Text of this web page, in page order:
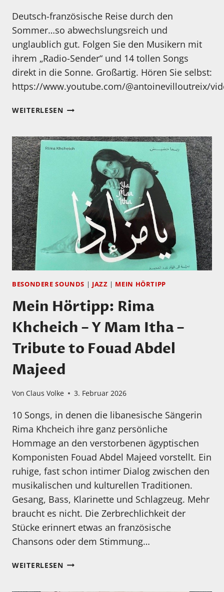
Deutsch-französische Reise durch den
Sommer…so abwechslungsreich und
unglaublich gut. Folgen Sie den Musikern mit
ihrem „Radio-Sender“ und 14 tollen Songs
direkt in die Sonne. Großartig. Hören Sie selbst:
https://www.youtube.com/@antoinevilloutreix/
WEITERLESENMEIN
VILLOUTREIX
ANTENA
TROPICAL:
RADIO
LIBERTÉ
BESONDERE SOUNDS | JAZZ | MEIN HÖRTIPP
Mein Hörtipp: Rima
Khcheich – Y Mam Itha –
Tribute to Fouad Abdel
Majeed
Von Claus Volke 3. Februar 2026
10 Songs, in denen die libanesische Sängerin
Rima Khcheich ihre ganz persönliche
Hommage an den verstorbenen ägyptischen
Komponisten Fouad Abdel Majeed vorstellt. Ein
ruhige, fast schon intimer Dialog zwischen den
musikalischen und kulturellen Traditionen.
Gesang, Bass, Klarinette und Schlagzeug. Mehr
braucht es nicht. Die Zerbrechlichkeit der
Stücke erinnert etwas an französische
Chansons oder dem Stimmung…
WEITERLESENMEIN